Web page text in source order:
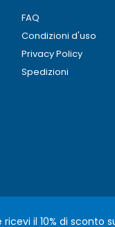
FAQ
Condizioni d'uso
Privacy Policy
Spedizioni
ricevi il 10% di sconto